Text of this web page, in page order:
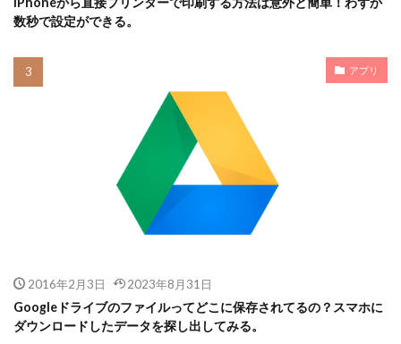
数秒で設定ができる。
アプリ
2016年2月3日 2023年8月31日
Googleドライブのファイルってどこに保存されてるの？スマホに
ダウンロードしたデータを探し出してみる。